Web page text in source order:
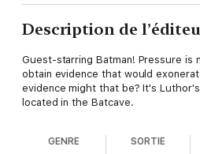
Description de
Guest-starring Batman! Pressure is
obtain evidence that would
evidence might that be? It's
located in the Batcave.
GENRE SORTIE